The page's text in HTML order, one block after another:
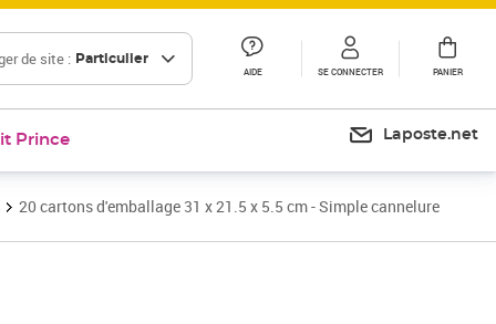
de site : Particulier
AIDE SE CONNECTER PANIER
Prince Laposte.net
20 cartons d'emballage 31 x 21.5 x 5.5 cm - Simple cannelure